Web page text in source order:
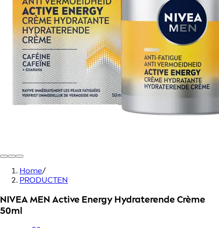
Home/
PRODUCTEN
NIVEA MEN Active Energy Hydraterende Crème
50ml